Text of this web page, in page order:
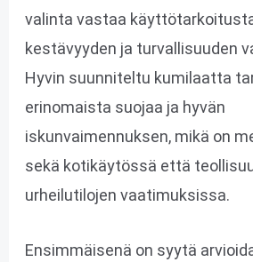
valinta vastaa
kestävyyden ja turvallisuuden
Hyvin suunniteltu kumilaatta
erinomaista suojaa ja hyvän
iskunvaimennuksen, mikä on
sekä kotikäytössä että
urheilutilojen vaatimuksissa.
Ensimmäisenä on syytä